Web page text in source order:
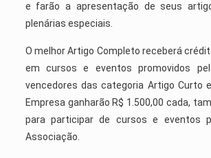
e farão a apresentação de seus
plenárias especiais.
O melhor Artigo Completo receberá
em cursos e eventos promovidos
vencedores das categoria Artigo Curto
Empresa ganharão R$ 1.500,00 cada,
para participar de cursos e eventos
Associação.